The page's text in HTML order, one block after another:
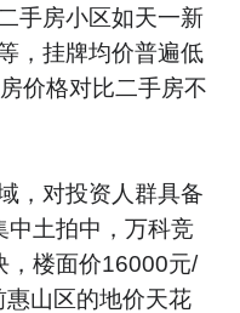
手房小区如天一新
，挂牌均价普遍低
价格对比二手房不
，对投资人群具备
中土拍中，万科竞
，楼面价16000元/
山区的地价天花